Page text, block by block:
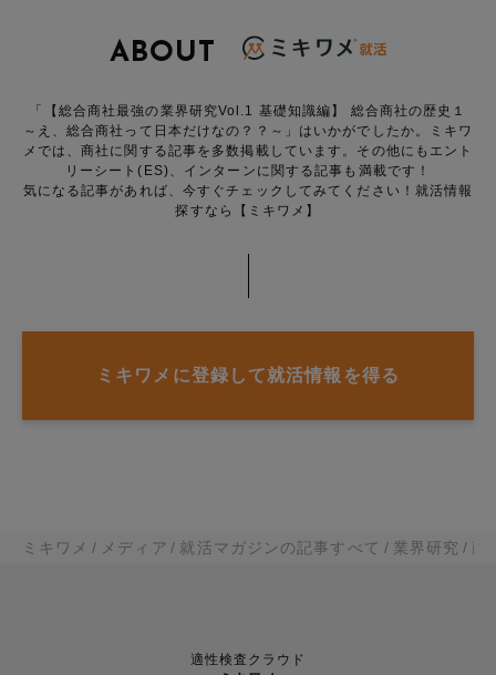
ABOUT
「【総合商社最強の業界研究Vol.1 基礎知識編】 総合商社の歴史１
～え、総合商社って日本だけなの？？～」はいかがでしたか。ミキワ
メでは、商社に関する記事を多数掲載しています。その他にもエント
リーシート(ES)、インターンに関する記事も満載です！
気になる記事があれば、今すぐチェックしてみてください！就活情報
探すなら【ミキワメ】
ミキワメに登録して就活情報を得る
ミキワメ メディア 就活マガジンの記事すべて 業界研究 商
適性検査クラウド